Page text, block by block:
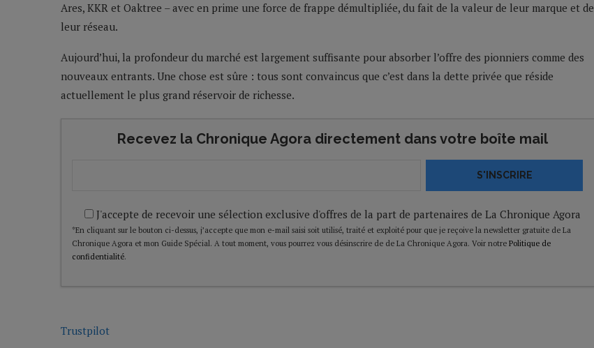
Ares, KKR et Oaktree – avec en prime une force de frappe démultipliée, du fait de la valeur de leur marque et de
leur réseau.
Aujourd’hui, la profondeur du marché est largement suffisante pour absorber l’offre des pionniers comme des
nouveaux entrants. Une chose est sûre : tous sont convaincus que c’est dans la dette privée que réside
actuellement le plus grand réservoir de richesse.
Recevez la Chronique Agora directement dans votre boîte mail
S'INSCRIRE
J'accepte de recevoir une sélection exclusive d'offres de la part de partenaires de La Chronique Agora
*En cliquant sur le bouton ci-dessus, j’accepte que mon e-mail saisi soit utilisé, traité et exploité pour que je reçoive la newsletter gratuite de La
Chronique Agora et mon Guide Spécial. A tout moment, vous pourrez vous désinscrire de de La Chronique Agora. Voir notre Politique de
confidentialité.
Trustpilot